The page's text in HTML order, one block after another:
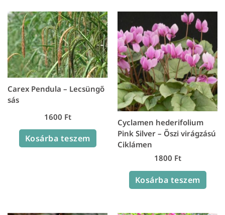
Carex Pendula – Lecsüngő
sás
1600 Ft
Kosárba teszem
Cyclamen hederifolium
Pink Silver – Őszi virágzású
Ciklámen
1800 Ft
Kosárba teszem